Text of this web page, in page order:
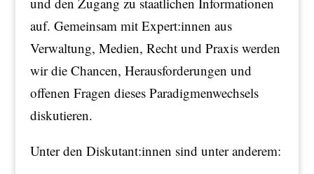
auf. Gemeinsam mit Expert:innen aus
Verwaltung, Medien, Recht und Praxis werden
wir die Chancen, Herausforderungen und
offenen Fragen dieses Paradigmenwechsels
diskutieren.
Unter den Diskutant:innen sind unter anderem: